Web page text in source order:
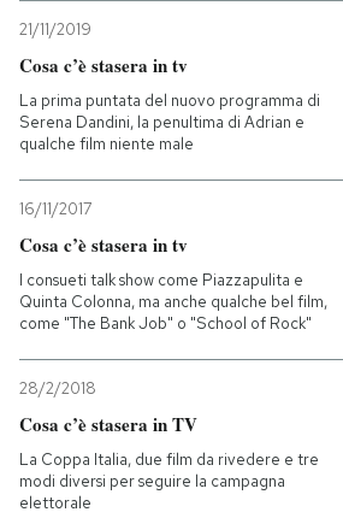
21/11/2019
Cosa c’è stasera in tv
La prima puntata del nuovo programma di
Serena Dandini, la penultima di Adrian e
qualche film niente male
16/11/2017
Cosa c’è stasera in tv
I consueti talk show come Piazzapulita e
Quinta Colonna, ma anche qualche bel film,
come "The Bank Job" o "School of Rock"
28/2/2018
Cosa c’è stasera in TV
La Coppa Italia, due film da rivedere e tre
modi diversi per seguire la campagna
elettorale